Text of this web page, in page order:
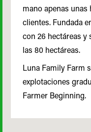
mano apenas unas
clientes. Fundada
con 26 hectáreas y
las 80 hectáreas.
Luna Family Farm
explotaciones
Farmer Beginning.